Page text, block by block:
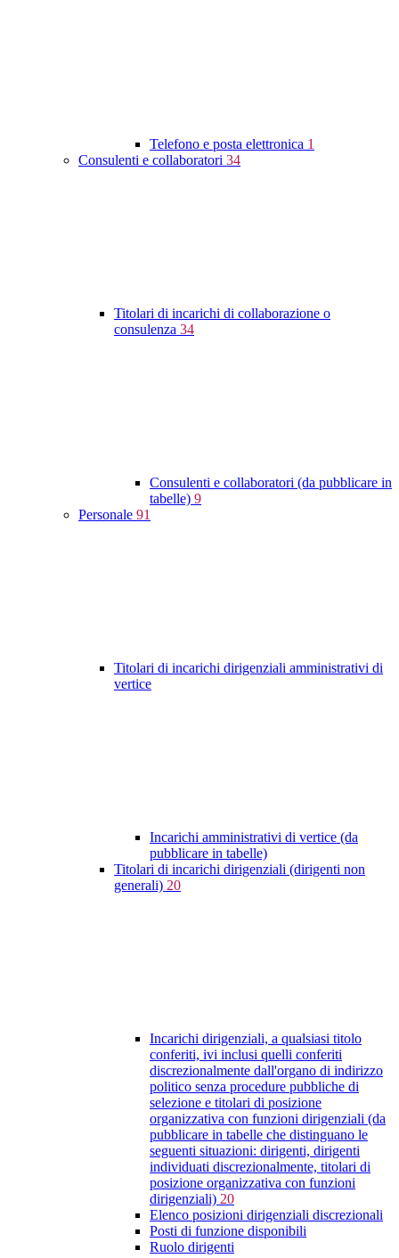
Telefono e posta elettronica 1
Consulenti e collaboratori 34
Titolari di incarichi di collaborazione o
consulenza 34
Consulenti e collaboratori (da pubblicare in
tabelle) 9
Personale 91
Titolari di incarichi dirigenziali amministrativi di
vertice
Incarichi amministrativi di vertice (da
pubblicare in tabelle)
Titolari di incarichi dirigenziali (dirigenti non
generali) 20
Incarichi dirigenziali, a qualsiasi titolo
conferiti, ivi inclusi quelli conferiti
discrezionalmente dall'organo di indirizzo
politico senza procedure pubbliche di
selezione e titolari di posizione
organizzativa con funzioni dirigenziali (da
pubblicare in tabelle che distinguano le
seguenti situazioni: dirigenti, dirigenti
individuati discrezionalmente, titolari di
posizione organizzativa con funzioni
dirigenziali) 20
Elenco posizioni dirigenziali discrezionali
Posti di funzione disponibili
Ruolo dirigenti